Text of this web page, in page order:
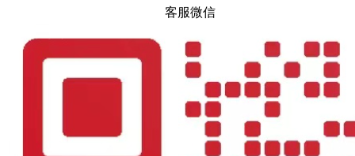
客服微信